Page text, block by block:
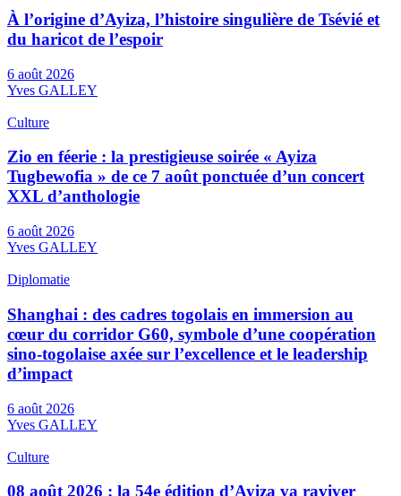
À l’origine d’Ayiza, l’histoire singulière de Tsévié et
du haricot de l’espoir
6 août 2026
Yves GALLEY
Culture
Zio en féerie : la prestigieuse soirée « Ayiza
Tugbewofia » de ce 7 août ponctuée d’un concert
XXL d’anthologie
6 août 2026
Yves GALLEY
Diplomatie
Shanghai : des cadres togolais en immersion au
cœur du corridor G60, symbole d’une coopération
sino-togolaise axée sur l’excellence et le leadership
d’impact
6 août 2026
Yves GALLEY
Culture
08 août 2026 : la 54e édition d’Ayiza va raviver